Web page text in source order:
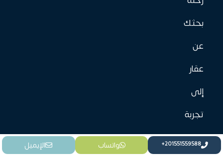
بحثك
عن
عقار
إلى
تجربة
سلسة
واتساب الإيميل